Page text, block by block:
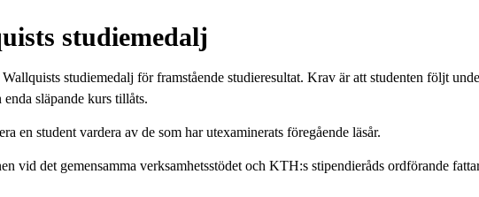
studiemedalj
studiemedalj för framstående studieresultat. Krav är att studenten följt
släpande kurs tillåts.
en student vardera av de som har utexaminerats föregående läsår.
vid det gemensamma verksamhetsstödet och KTH:s stipendieråds ordförande